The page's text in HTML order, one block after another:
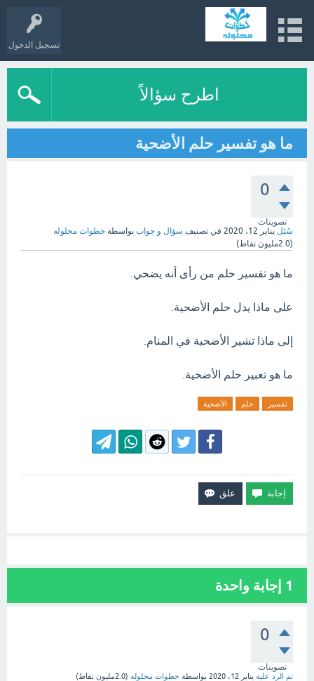
تسجيل الدخول
اطرح سؤالاً
ما هو تفسير حلم الأضحية
0
تصويتات
سُئل يناير 12، 2020 في تصنيف سؤال و جواب بواسطة خطوات محلوله
(2.0مليون نقاط)
ما هو تفسير حلم من رأى أنه يضحي.
على ماذا يدل حلم الأضحية.
إلى ماذا تشير الأضحية في المنام.
ما هو تعبير حلم الأضحية.
تفسير حلم الأضحية
1 إجابة واحدة
0
تصويتات
تم الرد عليه يناير 12، 2020 بواسطة خطوات محلوله (2.0مليون نقاط)